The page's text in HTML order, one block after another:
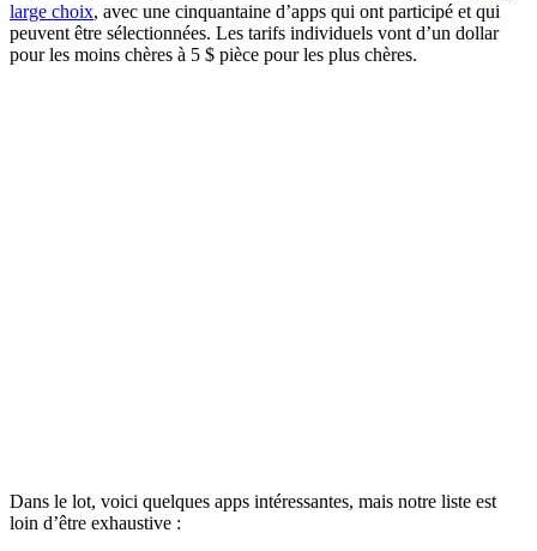
large choix, avec une cinquantaine d’apps qui ont participé et qui
peuvent être sélectionnées. Les tarifs individuels vont d’un dollar
pour les moins chères à 5 $ pièce pour les plus chères.
Dans le lot, voici quelques apps intéressantes, mais notre liste est
loin d’être exhaustive :